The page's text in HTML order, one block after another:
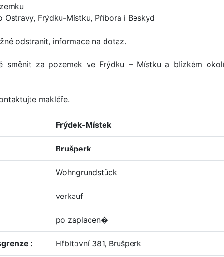
Ostravy, Frýdku-Místku, Příbora i Beskyd
odstranit, informace na dotaz.
směnit za pozemek ve Frýdku – Místku a blízkém
makléře.
Frýdek-Místek
Brušperk
Wohngrundstück
verkauf
po zaplacen�
: Hřbitovní 381, Brušperk